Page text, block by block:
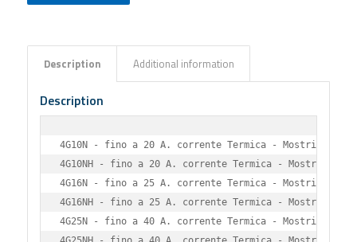
Description Additional information
Description
4G10N - fino a 20 A. corrente Termica - Mostrina
4G10NH - fino a 20 A. corrente Termica - Mostrina
4G16N - fino a 25 A. corrente Termica - Mostrina 48
4G16NH - fino a 25 A. corrente Termica - Mostrina
4G25N - fino a 40 A. corrente Termica - Mostrina 65